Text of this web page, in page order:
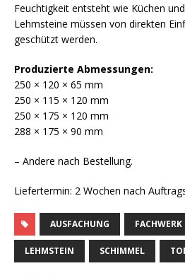
Feuchtigkeit entsteht wie Küchen
Lehmsteine müssen von direkten
geschützt werden.
Produzierte Abmessungen:
250 × 120 × 65 mm
250 × 115 × 120 mm
250 × 175 × 120 mm
288 × 175 × 90 mm
– Andere nach Bestellung.
Liefertermin: 2 Wochen nach
AUSFACHUNG FACHWERK
LEHMSTEIN SCHIMMEL